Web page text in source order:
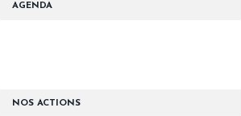
NOS ACTIONS
AGENDA